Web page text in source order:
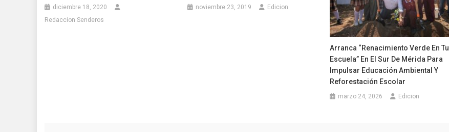
diciembre 18, 2020
Redaccion Senderos
noviembre 23, 2019 Edicion
Arranca “Renacimiento Verde En Tu
Escuela” En El Sur De Mérida Para
Impulsar Educación Ambiental Y
Reforestación Escolar
marzo 24, 2026 Edicion